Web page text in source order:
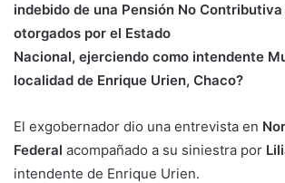
indebido de una Pensión No
otorgados por el Estado
Nacional, ejerciendo como intendente
localidad de Enrique Urien, Chaco?
El exgobernador dio una entrevista en
Federal acompañado a su siniestra por
intendente de Enrique Urien.